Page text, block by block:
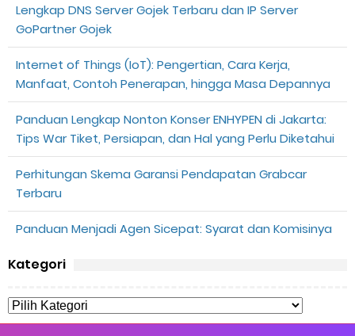
Lengkap DNS Server Gojek Terbaru dan IP Server
GoPartner Gojek
Internet of Things (IoT): Pengertian, Cara Kerja,
Manfaat, Contoh Penerapan, hingga Masa Depannya
Panduan Lengkap Nonton Konser ENHYPEN di Jakarta:
Tips War Tiket, Persiapan, dan Hal yang Perlu Diketahui
Perhitungan Skema Garansi Pendapatan Grabcar
Terbaru
Panduan Menjadi Agen Sicepat: Syarat dan Komisinya
Kategori